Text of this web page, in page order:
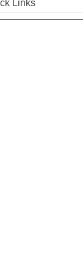
Links